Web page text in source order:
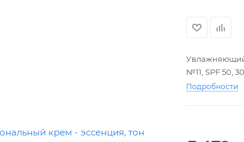
Увлажняющий
№11, SPF 50,
Подробности